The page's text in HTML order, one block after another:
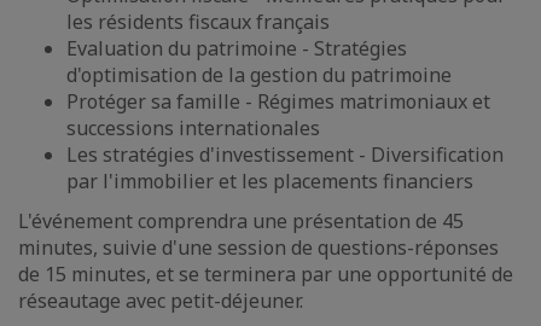
les résidents fiscaux français
Evaluation du patrimoine - Stratégies
d'optimisation de la gestion du patrimoine
Protéger sa famille - Régimes matrimoniaux et
successions internationales
Les stratégies d'investissement - Diversification
par l'immobilier et les placements financiers
L'événement comprendra une présentation de 45
minutes, suivie d'une session de questions-réponses
de 15 minutes, et se terminera par une opportunité de
réseautage avec petit-déjeuner.